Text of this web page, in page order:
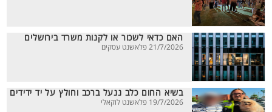
האם כדאי לשכור או לקנות משרד בירושלים
21/7/2026 פלאשנט עסקים
בשיא החום כלב ננעל ברכב וחולץ על יד ידידים
19/7/2026 פלאשנט לוקאלי